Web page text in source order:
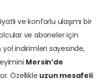
ve konforlu ulaşımı bir
ve aboneler için
indirimleri sayesinde,
Mersin’de
Özellikle uzun mesafeli